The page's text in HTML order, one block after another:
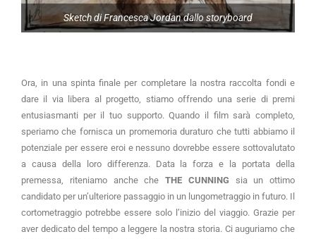
Sketch di Francesca Jordan dallo storyboard
Ora, in una spinta finale per completare la nostra raccolta fondi e
dare il via libera al progetto, stiamo offrendo una serie di premi
entusiasmanti per il tuo supporto. Quando il film sarà completo,
speriamo che fornisca un promemoria duraturo che tutti abbiamo il
potenziale per essere eroi e nessuno dovrebbe essere sottovalutato
a causa della loro differenza. Data la forza e la portata della
premessa, riteniamo anche che THE CUNNING sia un ottimo
candidato per un’ulteriore passaggio in un lungometraggio in futuro. Il
cortometraggio potrebbe essere solo l’inizio del viaggio. Grazie per